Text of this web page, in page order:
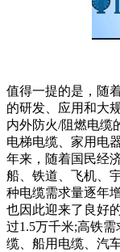
值得一提的是，随
的研发、应用和大
内外防火/阻燃电缆
电梯电缆、家用电
年来，随着国民经
船、铁道、飞机、
种电缆需求量逐年
也因此迎来了良好
过1.5万千米;高铁
缆、船用电缆、汽